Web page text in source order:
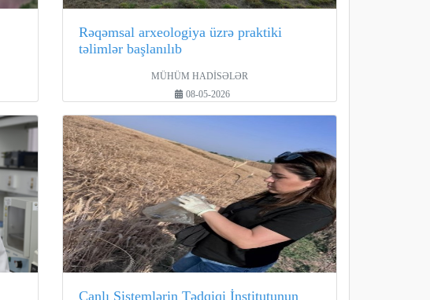
Rəqəmsal arxeologiya üzrə praktiki
təlimlər başlanılıb
MÜHÜM HADİSƏLƏR
08-05-2026
Canlı Sistemlərin Tədqiqi İnstitutunun